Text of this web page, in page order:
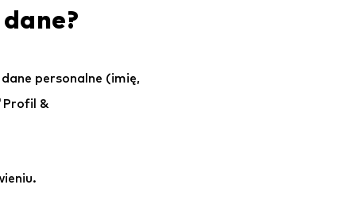
personalne (imię,
&